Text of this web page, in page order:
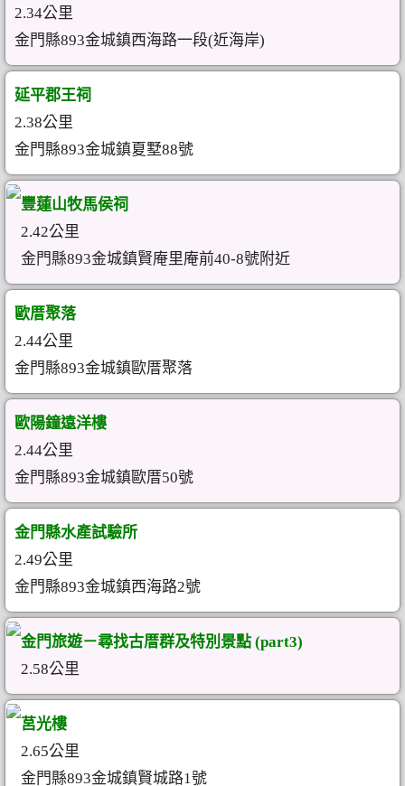
2.34公里
金門縣893金城鎮西海路一段(近海岸)
延平郡王祠
2.38公里
金門縣893金城鎮夏墅88號
豐蓮山牧馬侯祠
2.42公里
金門縣893金城鎮賢庵里庵前40-8號附近
歐厝聚落
2.44公里
金門縣893金城鎮歐厝聚落
歐陽鐘遠洋樓
2.44公里
金門縣893金城鎮歐厝50號
金門縣水產試驗所
2.49公里
金門縣893金城鎮西海路2號
金門旅遊－尋找古厝群及特別景點 (part3)
2.58公里
莒光樓
2.65公里
金門縣893金城鎮賢城路1號